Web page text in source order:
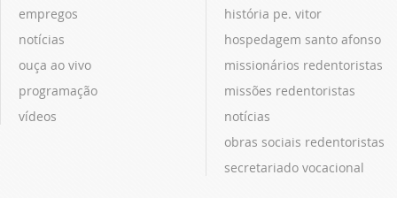
empregos
notícias
ouça ao vivo
programação
vídeos
história pe. vitor
hospedagem santo afonso
missionários redentoristas
missões redentoristas
notícias
obras sociais redentoristas
secretariado vocacional